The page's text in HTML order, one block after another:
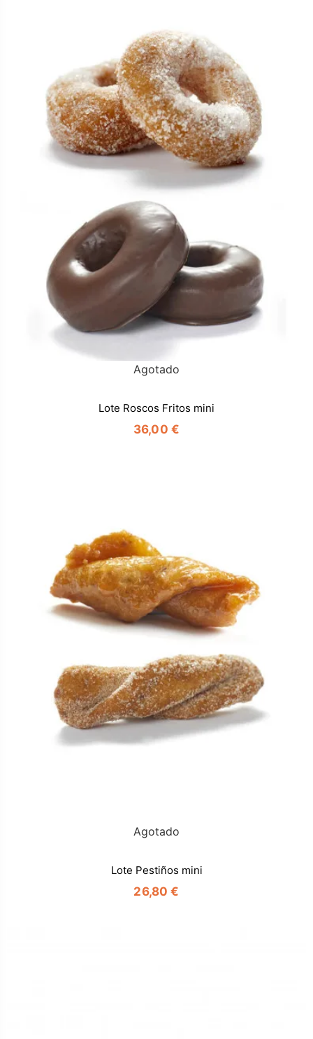
Agotado
Lote Roscos Fritos mini
36,00 €
Agotado
Lote Pestiños mini
26,80 €